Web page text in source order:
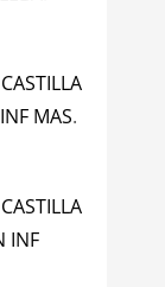
MAS.
INF